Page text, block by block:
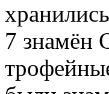
7 знамён